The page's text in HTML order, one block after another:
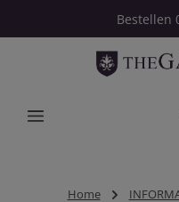
Zum HauptinhaltBestellen
Home